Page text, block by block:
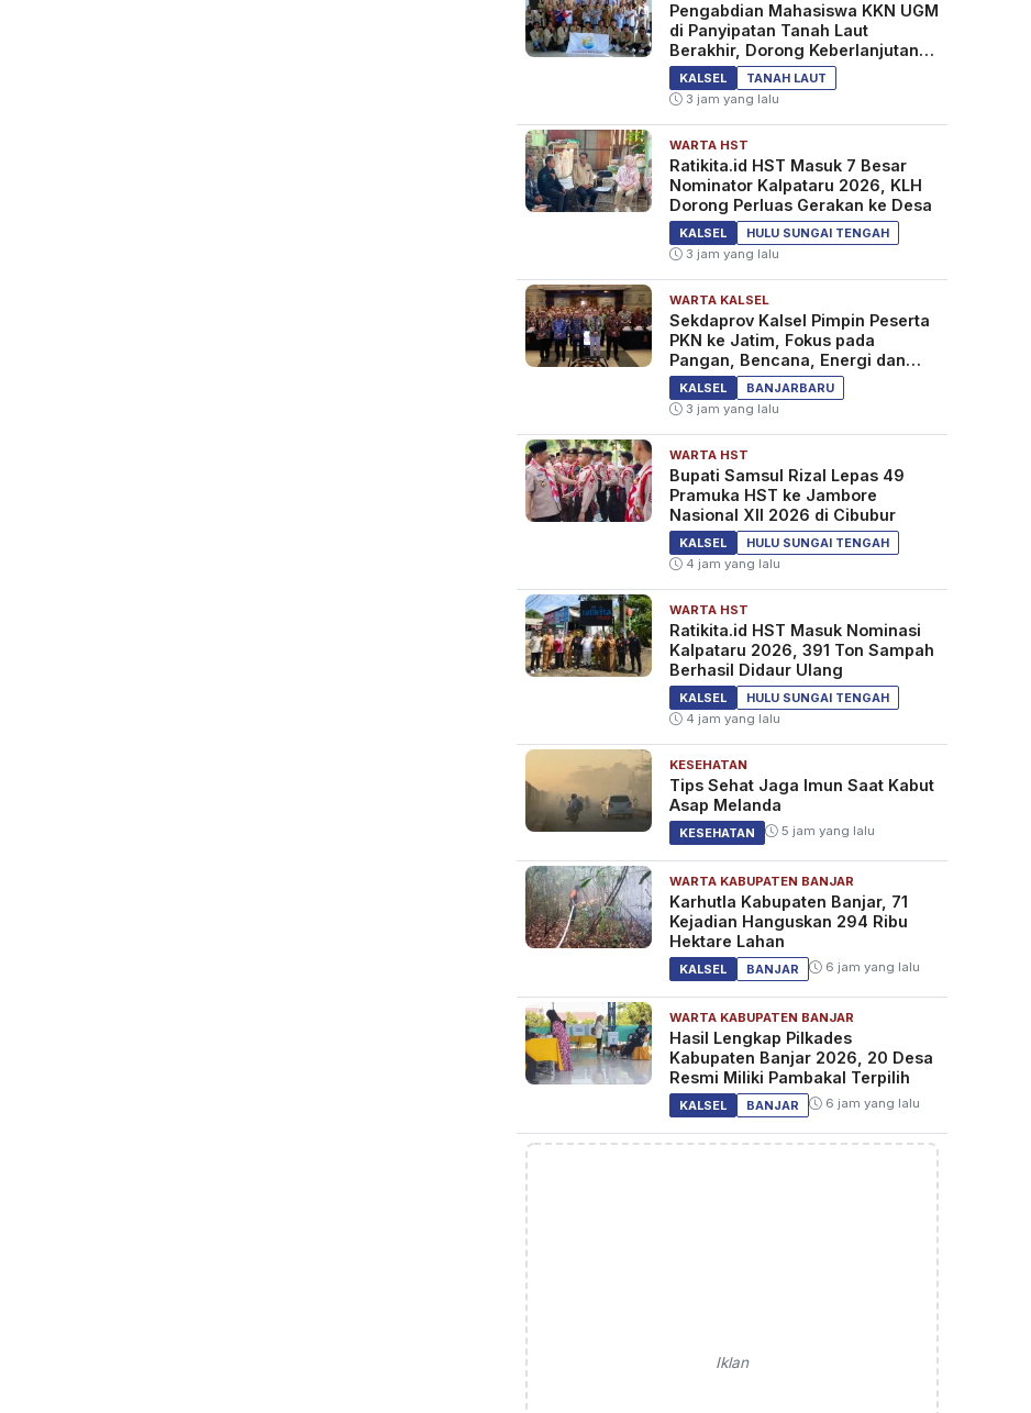
Pengabdian Mahasiswa KKN UGM
di Panyipatan Tanah Laut
Berakhir, Dorong Keberlanjutan
Program Masyarakat
KALSEL
TANAH LAUT
3 jam yang lalu
WARTA HST
Ratikita.id HST Masuk 7 Besar
Nominator Kalpataru 2026, KLH
Dorong Perluas Gerakan ke Desa
KALSEL
HULU SUNGAI TENGAH
3 jam yang lalu
WARTA KALSEL
Sekdaprov Kalsel Pimpin Peserta
PKN ke Jatim, Fokus pada
Pangan, Bencana, Energi dan
Ekonomi
KALSEL
BANJARBARU
3 jam yang lalu
WARTA HST
Bupati Samsul Rizal Lepas 49
Pramuka HST ke Jambore
Nasional XII 2026 di Cibubur
KALSEL
HULU SUNGAI TENGAH
4 jam yang lalu
WARTA HST
Ratikita.id HST Masuk Nominasi
Kalpataru 2026, 391 Ton Sampah
Berhasil Didaur Ulang
KALSEL
HULU SUNGAI TENGAH
4 jam yang lalu
KESEHATAN
Tips Sehat Jaga Imun Saat Kabut
Asap Melanda
KESEHATAN 5 jam yang lalu
WARTA KABUPATEN BANJAR
Karhutla Kabupaten Banjar, 71
Kejadian Hanguskan 294 Ribu
Hektare Lahan
KALSEL BANJAR 6 jam yang lalu
WARTA KABUPATEN BANJAR
Hasil Lengkap Pilkades
Kabupaten Banjar 2026, 20 Desa
Resmi Miliki Pambakal Terpilih
KALSEL BANJAR 6 jam yang lalu
Iklan